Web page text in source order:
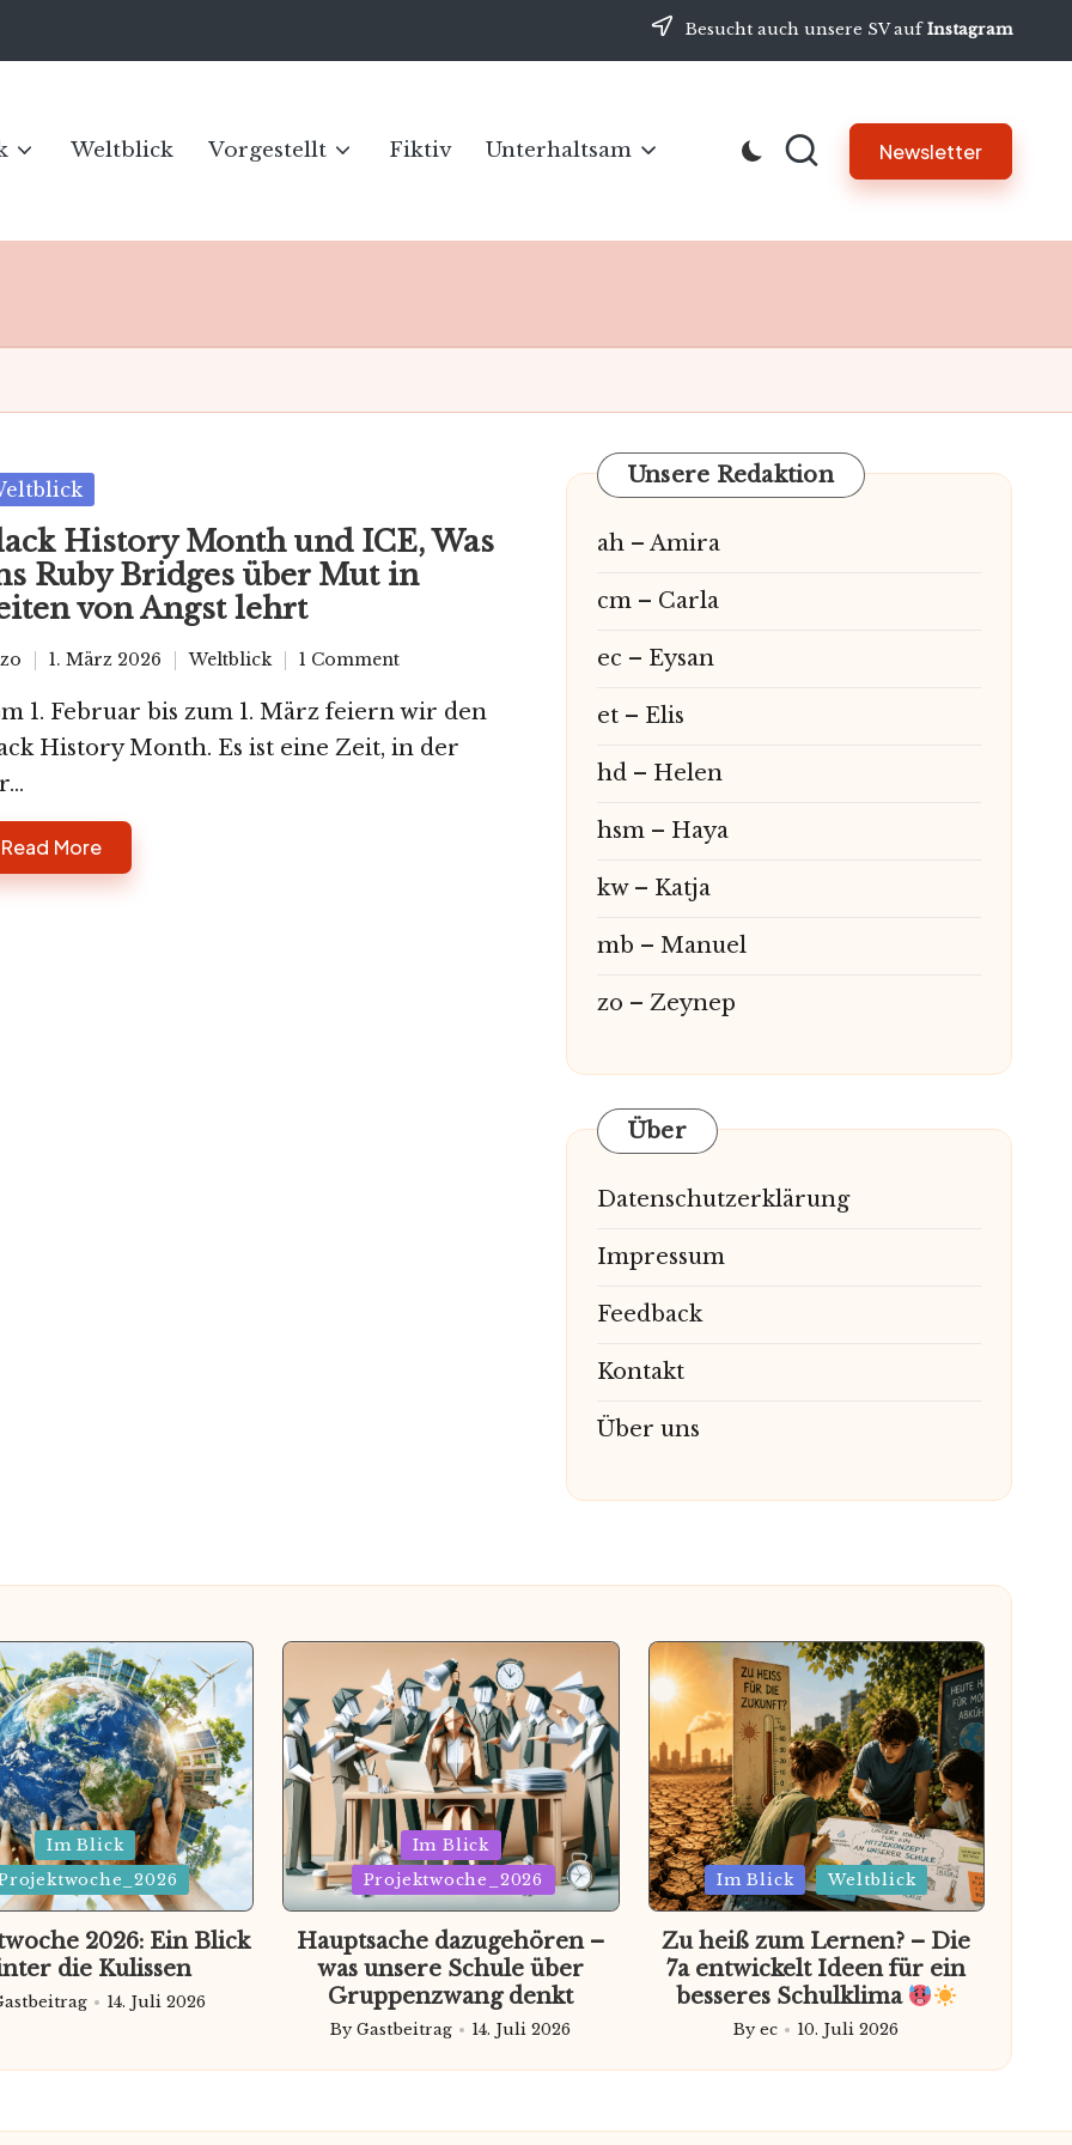
Besucht auch unsere SV aufInstagram
Weltblick Vorgestellt Fiktiv Unterhaltsam Newsletter
History Month und ICE, Was
Ruby Bridges über Mut in
von Angst lehrt
zo 1. März 2026
Posted
in
Weltblick 1 Comment
1. Februar bis zum 1. März feiern wir den
History Month. Es ist eine Zeit, in der
Read More
Unsere Redaktion
ah – Amira
cm – Carla
ec – Eysan
et – Elis
hd – Helen
hsm – Haya
kw – Katja
mb – Manuel
zo – Zeynep
Über
Datenschutzerklärung
Impressum
Feedback
Kontakt
Über uns
Im Blick
2026: Ein Blick
die Kulissen
14. Juli 2026
Posted
in
Im Blick
Projektwoche_2026
Hauptsache dazugehören –
was unsere Schule über
Gruppenzwang denkt
Posted
by
ByGastbeitrag 14. Juli 2026
Posted
in
Im Blick Weltblick
Zu heiß zum Lernen? – Die
7a entwickelt Ideen für ein
besseres Schulklima
Posted
by
Byec 10. Juli 2026